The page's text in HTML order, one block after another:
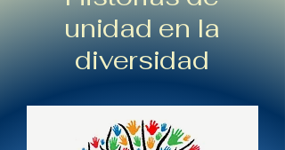
unidad en la
diversidad